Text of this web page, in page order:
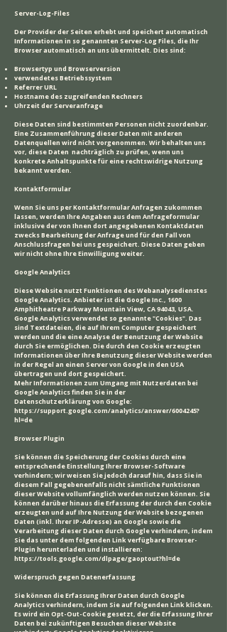
Server-Log-Files
Der Provider der Seiten erhebt und speichert automatisch
Informationen in so genannten Server-Log Files, die Ihr
Browser automatisch an uns übermittelt. Dies sind:
Browsertyp und Browserversion
verwendetes Betriebssystem
Referrer URL
Hostname des zugreifenden Rechners
Uhrzeit der Serveranfrage
Diese Daten sind bestimmten Personen nicht zuordenbar.
Eine Zusammenführung dieser Daten mit anderen
Datenquellen wird nicht vorgenommen. Wir behalten uns
vor, diese Daten nachträglich zu prüfen, wenn uns
konkrete Anhaltspunkte für eine rechtswidrige Nutzung
bekannt werden.
Kontaktformular
Wenn Sie uns per Kontaktformular Anfragen zukommen
lassen, werden Ihre Angaben aus dem Anfrageformular
inklusive der von Ihnen dort angegebenen Kontaktdaten
zwecks Bearbeitung der Anfrage und für den Fall von
Anschlussfragen bei uns gespeichert. Diese Daten geben
wir nicht ohne Ihre Einwilligung weiter.
Google Analytics
Diese Website nutzt Funktionen des Webanalysedienstes
Google Analytics. Anbieter ist die Google Inc., 1600
Amphitheatre Parkway Mountain View, CA 94043, USA.
Google Analytics verwendet so genannte "Cookies". Das
sind Textdateien, die auf Ihrem Computer gespeichert
werden und die eine Analyse der Benutzung der Website
durch Sie ermöglichen. Die durch den Cookie erzeugten
Informationen über Ihre Benutzung dieser Website werden
in der Regel an einen Server von Google in den USA
übertragen und dort gespeichert.
Mehr Informationen zum Umgang mit Nutzerdaten bei
Google Analytics finden Sie in der
Datenschutzerklärung von Google:
https://support.google.com/analytics/answer/6004245?
hl=de
Browser Plugin
Sie können die Speicherung der Cookies durch eine
entsprechende Einstellung Ihrer Browser-Software
verhindern; wir weisen Sie jedoch darauf hin, dass Sie in
diesem Fall gegebenenfalls nicht sämtliche Funktionen
dieser Website vollumfänglich werden nutzen können. Sie
können darüber hinaus die Erfassung der durch den Cookie
erzeugten und auf Ihre Nutzung der Website bezogenen
Daten (inkl. Ihrer IP-Adresse) an Google sowie die
Verarbeitung dieser Daten durch Google verhindern, indem
Sie das unter dem folgenden Link verfügbare Browser-
Plugin herunterladen und installieren:
https://tools.google.com/dlpage/gaoptout?hl=de
Widerspruch gegen Datenerfassung
Sie können die Erfassung Ihrer Daten durch Google
Analytics verhindern, indem Sie auf folgenden Link klicken.
Es wird ein Opt-Out-Cookie gesetzt, der die Erfassung Ihrer
Daten bei zukünftigen Besuchen dieser Website